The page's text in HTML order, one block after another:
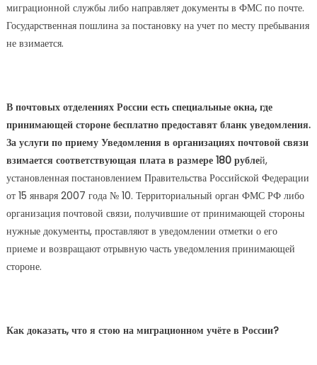
миграционной службы либо направляет документы в ФМС по почте.
Государственная пошлина за постановку на учет по месту пребывания
не взимается.
В почтовых отделениях России есть специальные окна, где
принимающей стороне бесплатно предоставят бланк уведомления.
За услуги по приему Уведомления в организациях почтовой связи
взимается соответствующая плата в размере 180 рублей,
установленная постановлением Правительства Российской Федерации
от 15 января 2007 года № 10. Территориальный орган ФМС РФ либо
организация почтовой связи, получившие от принимающей стороны
нужные документы, проставляют в уведомлении отметки о его
приеме и возвращают отрывную часть уведомления принимающей
стороне.
Как доказать, что я стою на миграционном учёте в России?